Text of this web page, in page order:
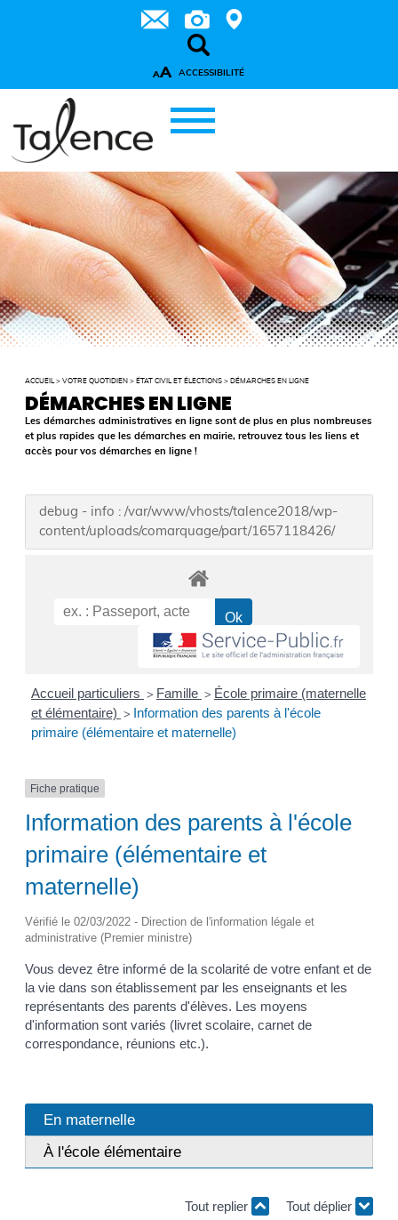
AA ACCESSIBILITÉ
ACCUEIL >VOTRE QUOTIDIEN > ÉTAT CIVIL ET ÉLECTIONS > DÉMARCHES EN LIGNE
DÉMARCHES EN LIGNE
Les démarches administratives en ligne sont de plus en plus nombreuses
et plus rapides que les démarches en mairie, retrouvez tous les liens et
accès pour vos démarches en ligne !
debug - info : /var/www/vhosts/talence2018/wp-
content/uploads/comarquage/part/1657118426/
Accueil particuliers > Famille > École primaire (maternelle
et élémentaire)
> Information des parents à l'école
primaire (élémentaire et maternelle)
Fiche pratique
Information des parents à l'école
primaire (élémentaire et
maternelle)
Vérifié le 02/03/2022 - Direction de l'information légale et
administrative (Premier ministre)
Vous devez être informé de la scolarité de votre enfant et de
la vie dans son établissement par les enseignants et les
représentants des parents d'élèves. Les moyens
d'information sont variés (livret scolaire, carnet de
correspondance, réunions etc.).
En maternelle
À l'école élémentaire
Tout replier Tout déplier